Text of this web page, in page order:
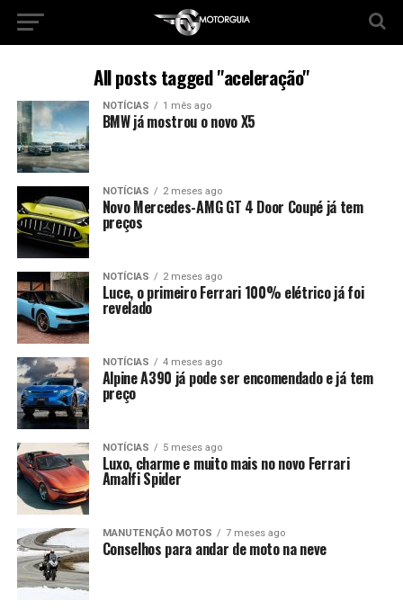
All posts tagged "aceleração"
NOTÍCIAS 1 mês ago
BMW já mostrou o novo X5
NOTÍCIAS 2 meses ago
Novo Mercedes-AMG GT 4 Door Coupé já tem
preços
NOTÍCIAS 2 meses ago
Luce, o primeiro Ferrari 100% elétrico já foi
revelado
NOTÍCIAS 4 meses ago
Alpine A390 já pode ser encomendado e já tem
preço
NOTÍCIAS 5 meses ago
Luxo, charme e muito mais no novo Ferrari
Amalfi Spider
MANUTENÇÃO MOTOS 7 meses ago
Conselhos para andar de moto na neve